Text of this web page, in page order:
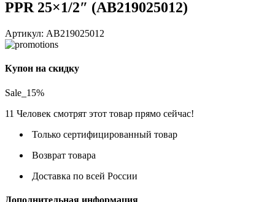
PPR 25×1/2″ (AB219025012)
Артикул: AB219025012
Купон на скидку
Sale_15%
11 Человек смотрят этот товар прямо сейчас!
Только сертифицированный товар
Возврат товара
Доставка по всей России
Дополнительная информация